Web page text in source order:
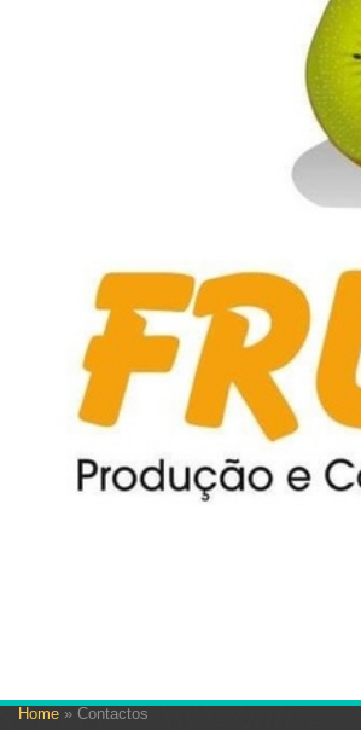
Home » Contactos